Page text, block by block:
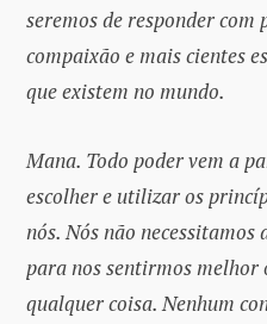
seremos de responder com
compaixão e mais cientes
que existem no mundo.
Mana. Todo poder vem a
escolher e utilizar os
nós. Nós não necessitamos
para nos sentirmos melhor
qualquer coisa. Nenhum